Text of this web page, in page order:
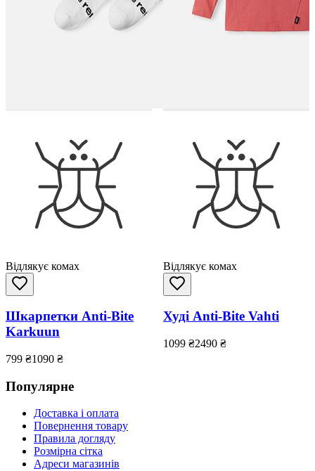
Відлякує комах
Шкарпетки Anti-Bite
Karkuun
799 ₴1090 ₴
Відлякує комах
Худі Anti-Bite Vahti
1099 ₴2490 ₴
Популярне
Доставка і оплата
Повернення товару
Правила догляду
Розмірна сітка
Адреси магазинів